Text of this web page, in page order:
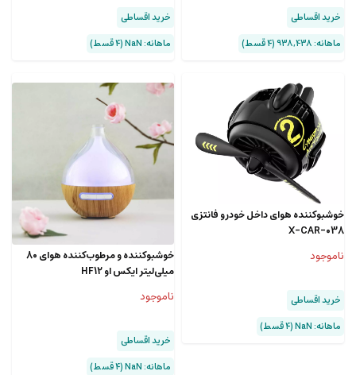
خرید اقساطی
ماهانه: 938,438 (۴ قسط)
خرید اقساطی
ماهانه: NaN (۴ قسط)
خوشبوکننده هوای داخل خودرو فانتزی
X-CAR-038
ناموجود
خرید اقساطی
ماهانه: NaN (۴ قسط)
خوشبوکننده و مرطوب‌کننده هوای 80
میلی‌لیتر ایکس او HF12
ناموجود
خرید اقساطی
ماهانه: NaN (۴ قسط)